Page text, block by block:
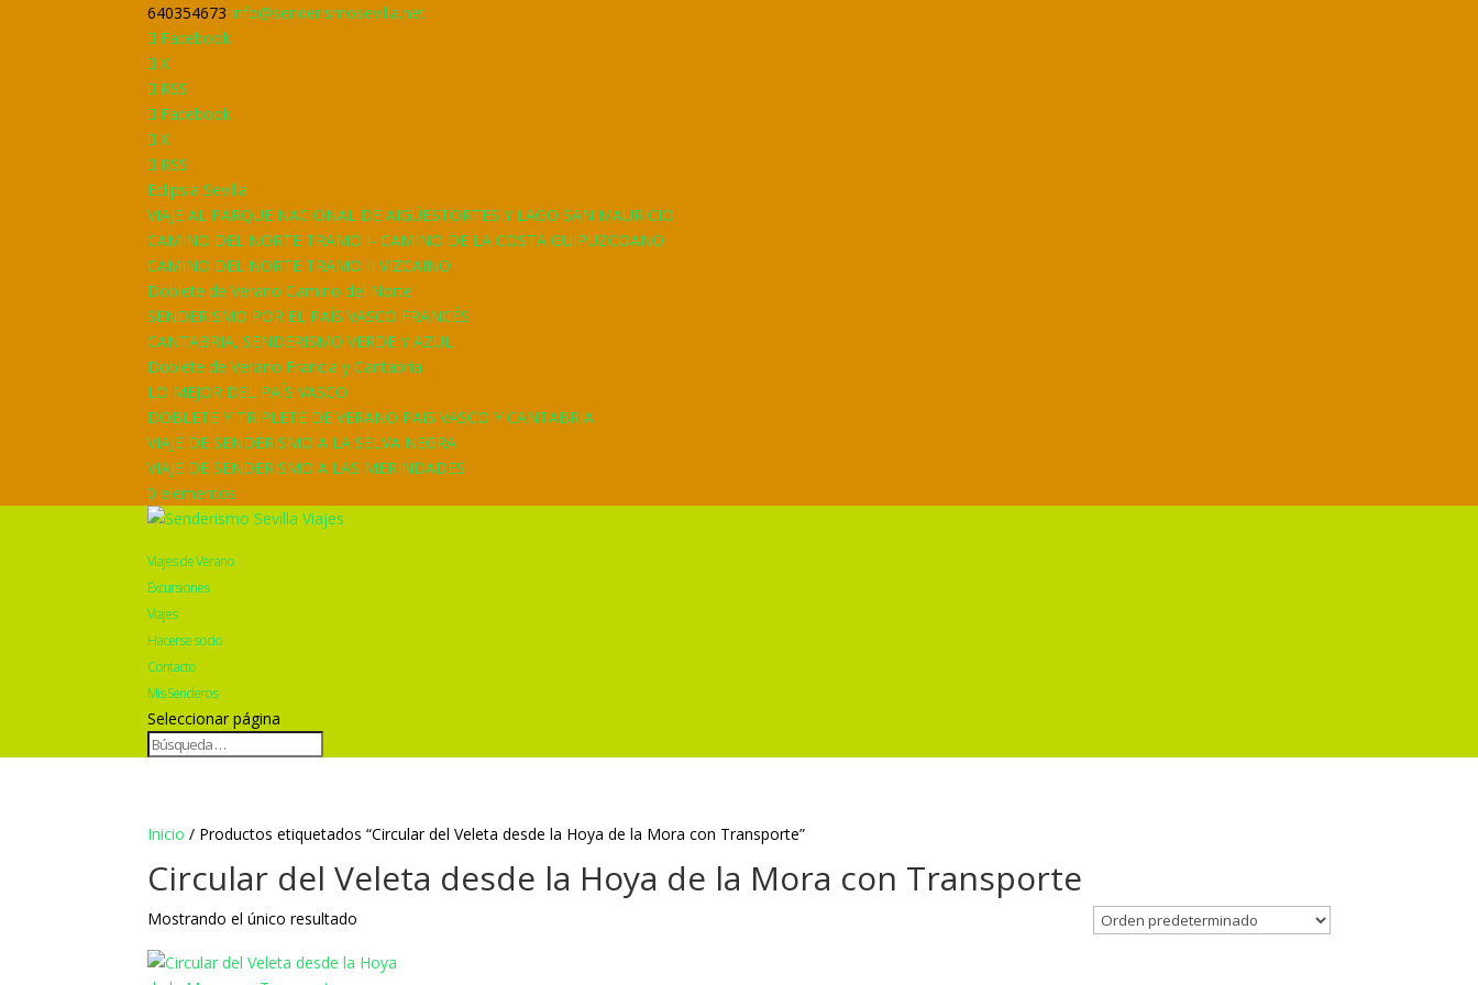
640354673 info@senderismosevilla.net
Facebook
X
RSS
Facebook
X
RSS
Eclipsia Sevilla
VIAJE AL PARQUE NACIONAL DE AIGÜESTORTES Y LAGO SAN MAURICIO
CAMINO DEL NORTE TRAMO I- CAMINO DE LA COSTA GUIPUZCOANO
CAMINO DEL NORTE TRAMO II VIZCAINO
Doblete de Verano Camino del Norte
SENDERISMO POR EL PAÍS VASCO FRANCÉS
CANTABRIA, SENDERISMO VERDE Y AZUL
Doblete de Verano Francia y Cantabria
LO MEJOR DEL PAÍS VASCO
DOBLETE Y TRIPLETE DE VERANO PAIS VASCO Y CANTABRIA
VIAJE DE SENDERISMO A LA SELVA NEGRA
VIAJE DE SENDERISMO A LAS MERINDADES
0 elementos
Viajes de Verano
Excursiones
Viajes
Hacerse socio
Contacto
Mis Senderos
Seleccionar página
Inicio / Productos etiquetados “Circular del Veleta desde la Hoya de la Mora con Transporte”
Circular del Veleta desde la Hoya de la Mora con Transporte
Mostrando el único resultado